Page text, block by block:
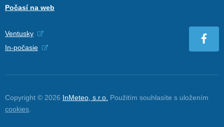
Počasí na web
Ventusky
In-počasie
Copyright © 2026 InMeteo, s.r.o. Použitím souhlasíte s uložením
cookies